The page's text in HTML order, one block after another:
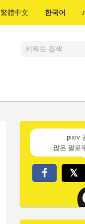
繁體中文 한국어
pixiv
많은 팔로